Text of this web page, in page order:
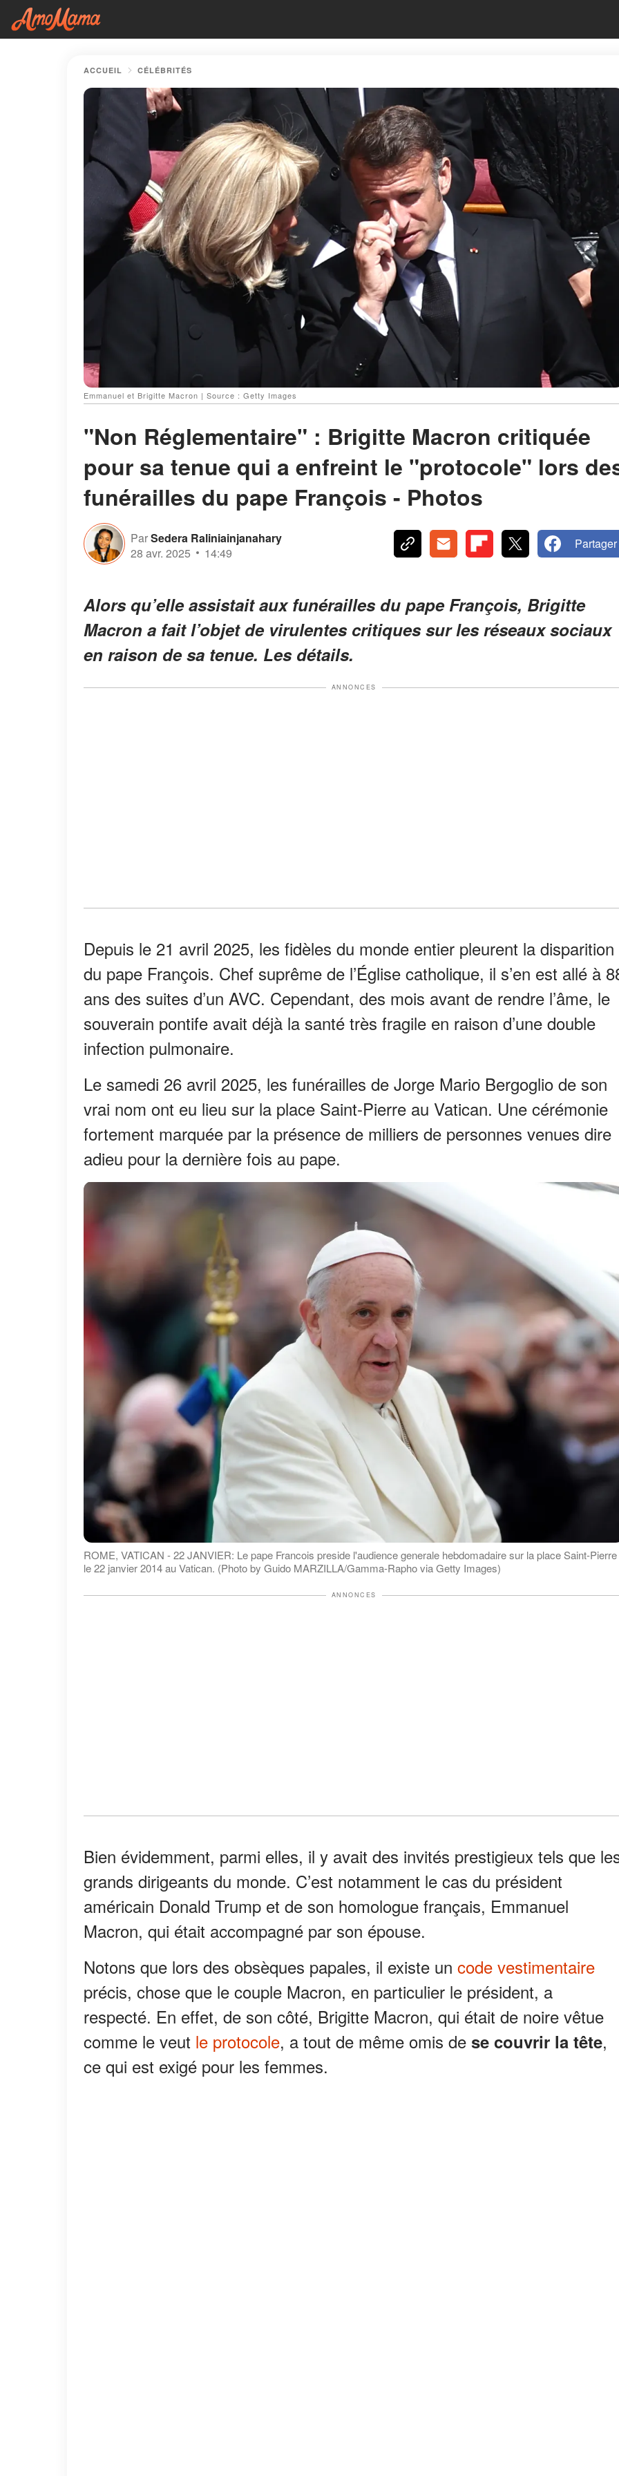
ACCUEIL CÉLÉBRITÉS
Emmanuel et Brigitte Macron | Source : Getty Images
"Non Réglementaire" : Brigitte Macron critiquée
pour sa tenue qui a enfreint le "protocole" lors
funérailles du pape François - Photos
ParSedera Raliniainjanahary
28 avr. 2025
14:49
Partager
Alors qu’elle assistait aux funérailles du pape François, Brigitte
Macron a fait l’objet de virulentes critiques sur les réseaux sociaux
en raison de sa tenue. Les détails.
ANNONCES
Depuis le 21 avril 2025, les fidèles du monde entier pleurent la disparition
du pape François. Chef suprême de l’Église catholique, il s’en est allé à
ans des suites d’un AVC. Cependant, des mois avant de rendre l’âme, le
souverain pontife avait déjà la santé très fragile en raison d’une double
infection pulmonaire.
Le samedi 26 avril 2025, les funérailles de Jorge Mario Bergoglio de son
vrai nom ont eu lieu sur la place Saint-Pierre au Vatican. Une cérémonie
fortement marquée par la présence de milliers de personnes venues dire
adieu pour la dernière fois au pape.
ROME, VATICAN - 22 JANVIER: Le pape Francois preside l'audience generale hebdomadaire sur la place Saint-Pierre
le 22 janvier 2014 au Vatican. (Photo by Guido MARZILLA/Gamma-Rapho via Getty Images)
ANNONCES
Bien évidemment, parmi elles, il y avait des invités prestigieux tels que
grands dirigeants du monde. C’est notamment le cas du président
américain Donald Trump et de son homologue français, Emmanuel
Macron, qui était accompagné par son épouse.
Notons que lors des obsèques papales, il existe un code vestimentaire
précis, chose que le couple Macron, en particulier le président, a
respecté. En effet, de son côté, Brigitte Macron, qui était de noire vêtue
comme le veut le protocole, a tout de même omis de se couvrir la tête,
ce qui est exigé pour les femmes.